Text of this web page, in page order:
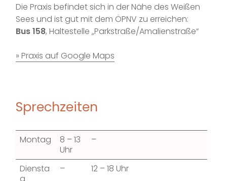
Die Praxis befindet sich in der Nähe des Weißen
Sees und ist gut mit dem ÖPNV zu erreichen:
Bus 158, Haltestelle „Parkstraße/Amalienstraße“
» Praxis auf Google Maps
Sprechzeiten
Montag
8 – 13
Uhr
–
Diensta
g
– 12 – 18 Uhr